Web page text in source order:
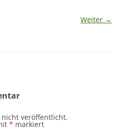
Weiter →
nicht veröffentlicht.
* markiert